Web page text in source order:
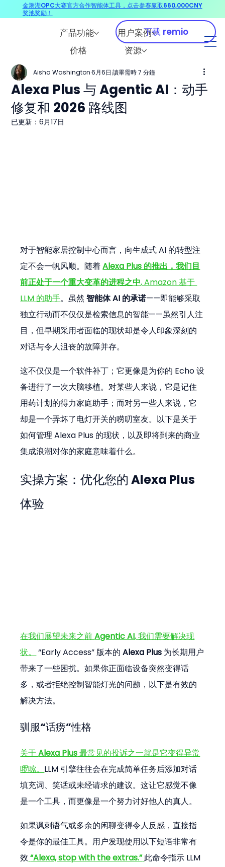
产品功能
用户案例
价格
资源
下载 remio
Alexa Plus 与 Agentic AI：动手
修复和 2026 路线图
Aisha Washington 6月6日 讀畢需時 7 分鐘
已更新：6月17日
对于智能家居控制中心而言，向生成式 AI 的转型注
定不会一帆风顺。随着 Alexa Plus 的推出，我们目
前正处于一个重大变革的进程之中, Amazon 基于
LLM 的助手。虽然 智能体 AI 的承诺——即能够采取
独立行动而不仅仅是检索信息的智能——虽然引人注
目，但早期采用者面临的现状却是令人印象深刻的
对话与令人沮丧的故障并存。
这不仅仅是一个软件补丁；它更像是为你的 Echo 设
备进行了一次大脑移植。对某些人来说，它是记住
用药计划的得力家庭助手；而对另一些人来说，它
却是一个弄坏了电灯开关的唠叨室友。以下是关于
如何管理 Alexa Plus 的现状，以及即将到来的商业
集成浪潮对你的家庭意味着什么。
实操方案：优化您的 Alexa Plus
体验
在我们展望未来之前 Agentic AI, 我们需要解决现
状。
“Early Access” 版本的 Alexa Plus 为长期用户
带来了一些困扰。如果你正面临设备突然变得话
多，或者拒绝控制智能灯光的问题，以下是有效的
解决方法。
驯服“话痨”性格
关于 Alexa Plus 最常见的投诉之一就是它变得异常
啰嗦。 LLM 引擎往往会在完成简单任务后添加对话
填充词、笑话或未经请求的建议。这让它感觉不像
是一个工具，而更像是一个努力讨好他人的真人。
如果讽刺语气或多余的闲聊变得令人反感，直接指
令是你的最佳工具。用户发现使用以下短语非常有
效“Alexa, stop with the extras.”此命令指示 LLM
金漪湖OPC大赛官方合作智能体工具，点击参赛赢取660,000CNY
奖池奖励！